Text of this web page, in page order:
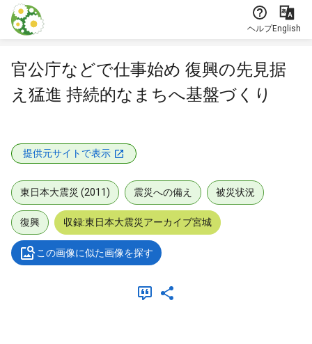
本文に飛ぶ
ヘルプEnglish
官公庁などで仕事始め 復興の先見据
え猛進 持続的なまちへ基盤づくり
提供元サイトで表示
東日本大震災 (2011) 震災への備え 被災状況
復興 収録:東日本大震災アーカイブ宮城
この画像に似た画像を探す